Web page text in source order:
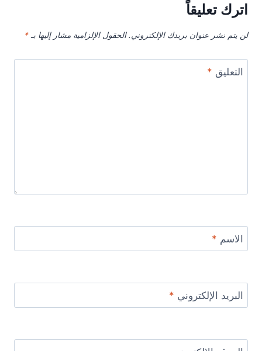
اترك تعليقاً
لن يتم نشر عنوان بريدك الإلكتروني. الحقول الإلزامية مشار إليها بـ *
التعليق *
الاسم *
البريد الإلكتروني *